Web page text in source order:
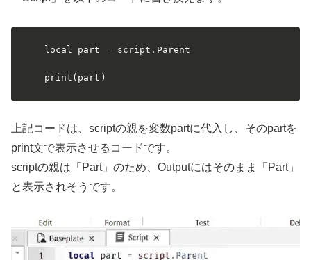
local part = script.Parent
print(part)
上記コードは、scriptの親を変数partに代入し、そのpartを
print文で表示させるコードです。
scriptの親は「Part」のため、Outputにはそのまま「Part」
と表示されそうです。